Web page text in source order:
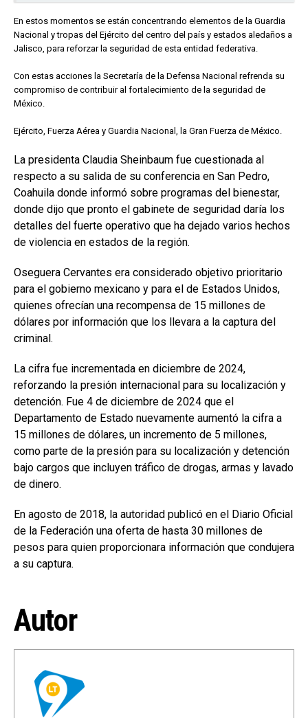
En estos momentos se están concentrando elementos de la Guardia
Nacional y tropas del Ejército del centro del país y estados aledaños a
Jalisco, para reforzar la seguridad de esta entidad federativa.
Con estas acciones la Secretaría de la Defensa Nacional refrenda su
compromiso de contribuir al fortalecimiento de la seguridad de
México.
Ejército, Fuerza Aérea y Guardia Nacional, la Gran Fuerza de México.
La presidenta Claudia Sheinbaum fue cuestionada al
respecto a su salida de su conferencia en San Pedro,
Coahuila donde informó sobre programas del bienestar,
donde dijo que pronto el gabinete de seguridad daría los
detalles del fuerte operativo que ha dejado varios hechos
de violencia en estados de la región.
Oseguera Cervantes era considerado objetivo prioritario
para el gobierno mexicano y para el de Estados Unidos,
quienes ofrecían una recompensa de 15 millones de
dólares por información que los llevara a la captura del
criminal.
La cifra fue incrementada en diciembre de 2024,
reforzando la presión internacional para su localización y
detención. Fue 4 de diciembre de 2024 que el
Departamento de Estado nuevamente aumentó la cifra a
15 millones de dólares, un incremento de 5 millones,
como parte de la presión para su localización y detención
bajo cargos que incluyen tráfico de drogas, armas y lavado
de dinero.
En agosto de 2018, la autoridad publicó en el Diario Oficial
de la Federación una oferta de hasta 30 millones de
pesos para quien proporcionara información que condujera
a su captura.
Autor